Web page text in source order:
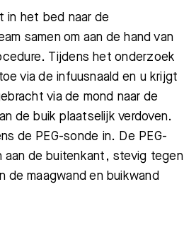
in het bed naar de
samen om aan de hand van
Tijdens het onderzoek
via de infuusnaald en u krijgt
via de mond naar de
de buik plaatselijk verdoven.
de PEG-sonde in. De PEG-
de buitenkant, stevig tegen
de maagwand en buikwand